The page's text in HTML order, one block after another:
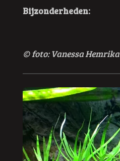
Bijzonderheden:
© foto: Vanessa Hemrika